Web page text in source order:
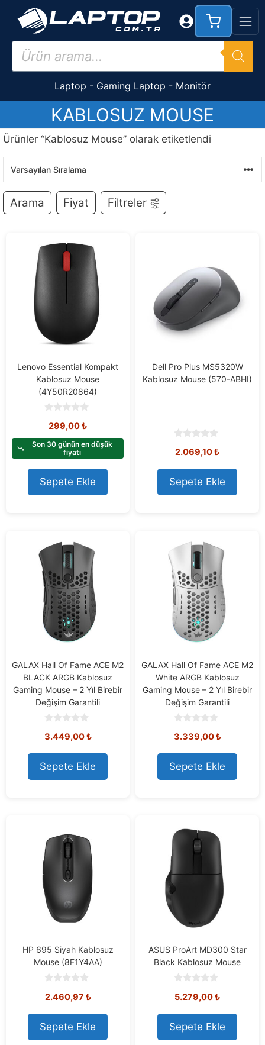
İçeriğe
Products
search
Laptop - Gaming Laptop - Monitör
KABLOSUZ MOUSE
Ürünler “Kablosuz Mouse” olarak etiketlendi
Arama Fiyat Filtreler
Lenovo Essential Kompakt
Kablosuz Mouse
(4Y50R20864)
o
t
f
5
299,00₺
Son 30 günün en düşük
fiyatı
Sepete Ekle
Dell Pro Plus MS5320W
Kablosuz Mouse (570-ABHI)
o
t
o
f
5
2.069,10₺
Sepete Ekle
GALAX Hall Of Fame ACE M2
BLACK ARGB Kablosuz
Gaming Mouse – 2 Yıl Birebir
Değişim Garantili
o
t
o
f
5
3.449,00₺
Sepete Ekle
GALAX Hall Of Fame ACE M2
White ARGB Kablosuz
Gaming Mouse – 2 Yıl Birebir
Değişim Garantili
o
t
o
f
5
3.339,00₺
Sepete Ekle
HP 695 Siyah Kablosuz
Mouse (8F1Y4AA)
o
t
o
f
5
2.460,97 ₺
Sepete Ekle
ASUS ProArt MD300 Star
Black Kablosuz Mouse
o
t
o
f
5
5.279,00₺
Sepete Ekle